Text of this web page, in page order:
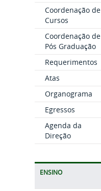
Coordenação de
Cursos
Coordenação de
Pós Graduação
Requerimentos
Atas
Organograma
Egressos
Agenda da
Direção
ENSINO